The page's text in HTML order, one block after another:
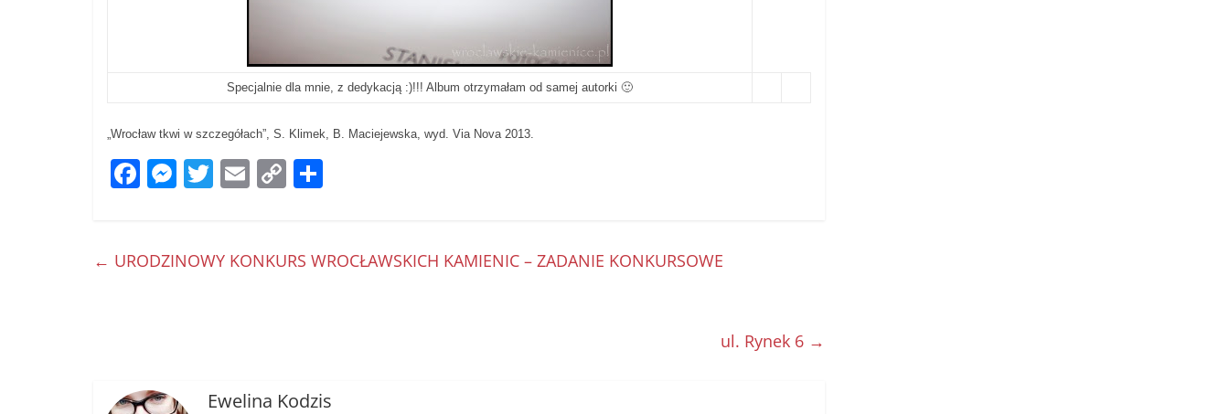
Specjalnie dla mnie, z dedykacją :)!!! Album otrzymałam od samej autorki 🙂
„Wrocław tkwi w szczegółach”, S. Klimek, B. Maciejewska, wyd. Via Nova 2013.
F
a
e
M
e
e
T
w
er
E
m
l
C
o
y e
← URODZINOWY KONKURS WROCŁAWSKICH KAMIENIC – ZADANIE KONKURSOWE
ul. Rynek 6 →
Ewelina Kodzis